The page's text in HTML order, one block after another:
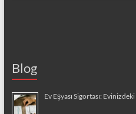
Blog
Ev Eşyası Sigortası: